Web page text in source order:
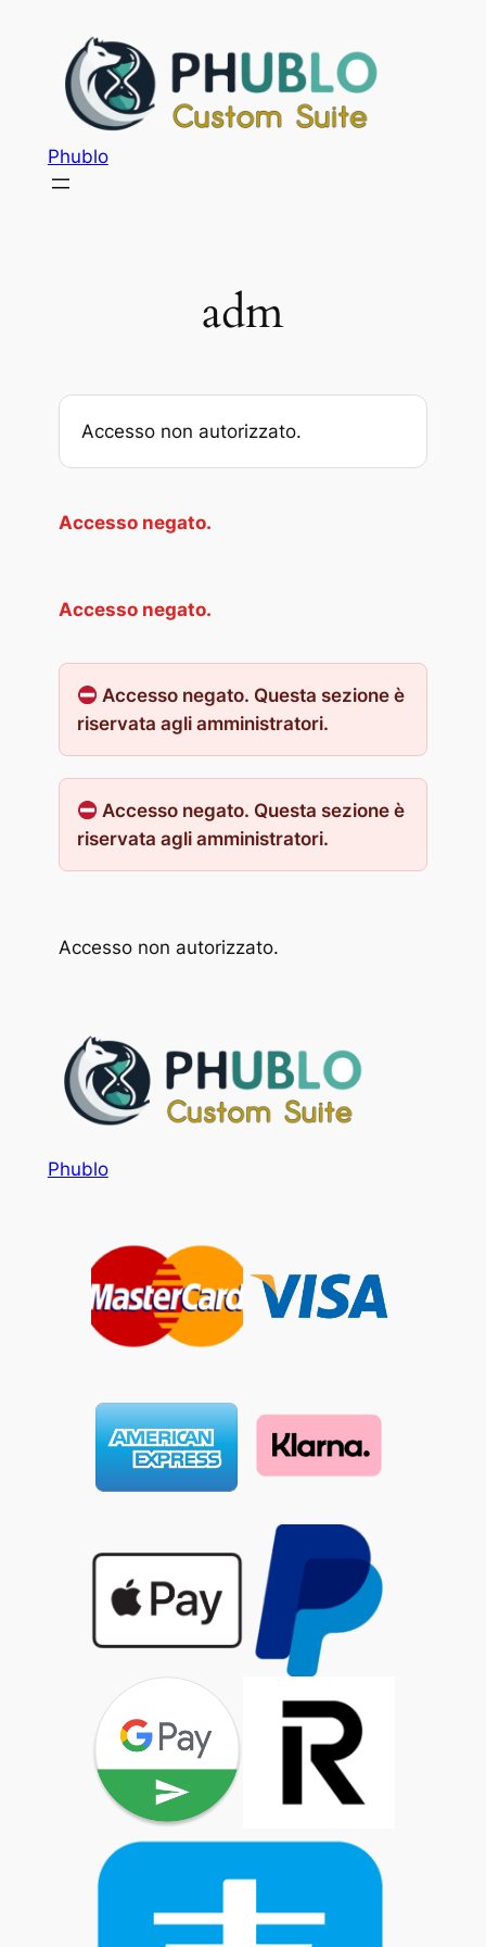
Phublo
adm
Accesso non autorizzato.
Accesso negato.
Accesso negato.
Accesso negato. Questa sezione è
riservata agli amministratori.
Accesso negato. Questa sezione è
riservata agli amministratori.
Accesso non autorizzato.
Phublo